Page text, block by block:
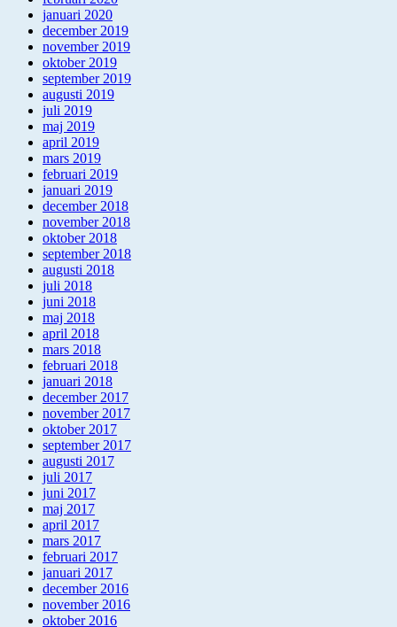
januari 2020
december 2019
november 2019
oktober 2019
september 2019
augusti 2019
juli 2019
maj 2019
april 2019
mars 2019
februari 2019
januari 2019
december 2018
november 2018
oktober 2018
september 2018
augusti 2018
juli 2018
juni 2018
maj 2018
april 2018
mars 2018
februari 2018
januari 2018
december 2017
november 2017
oktober 2017
september 2017
augusti 2017
juli 2017
juni 2017
maj 2017
april 2017
mars 2017
februari 2017
januari 2017
december 2016
november 2016
oktober 2016